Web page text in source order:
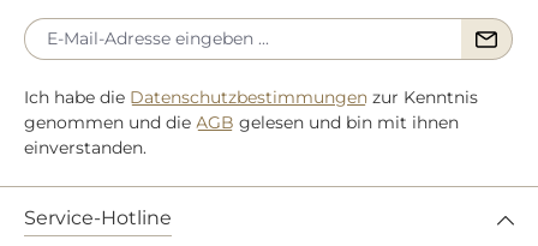
Ich habe die Datenschutzbestimmungen zur Kenntnis
genommen und die AGB gelesen und bin mit ihnen
einverstanden.
Service-Hotline